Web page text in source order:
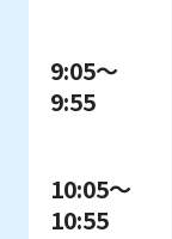
9:05～
9:55
10:05～
10:55